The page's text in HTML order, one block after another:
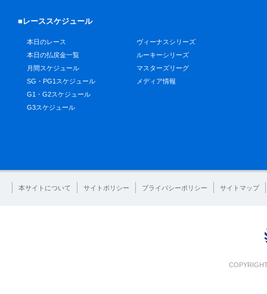
■レーススケジュール
本日のレース
本日の払戻金一覧
月間スケジュール
SG・PG1スケジュール
G1・G2スケジュール
G3スケジュール
ヴィーナスシリーズ
ルーキーシリーズ
マスターズリーグ
メディア情報
本サイトについて サイトポリシー プライバシーポリシー サイトマップ